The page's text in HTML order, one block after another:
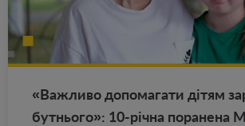
«Важ­ли­во до­по­ма­га­ти дітям
бут­ньо­го»: 10-річна по­ра­не­на